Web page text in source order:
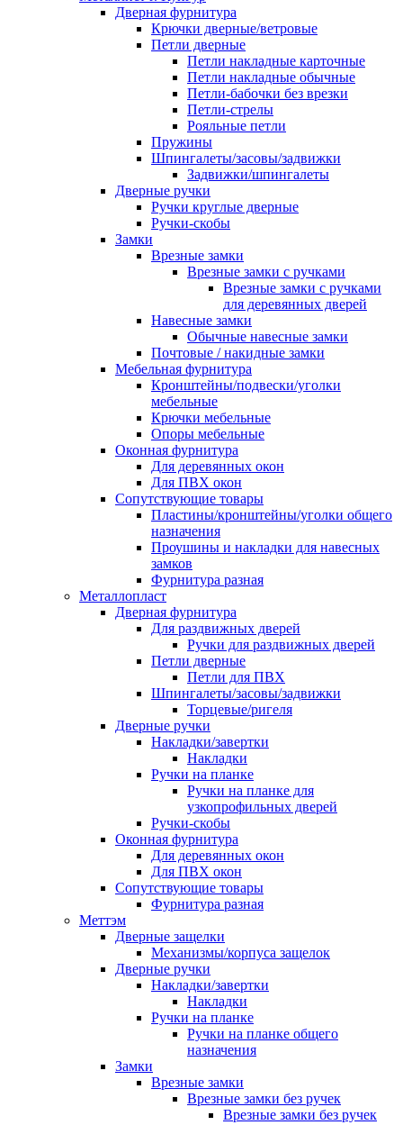
Дверная фурнитура
Крючки дверные/ветровые
Петли дверные
Петли накладные карточные
Петли накладные обычные
Петли-бабочки без врезки
Петли-стрелы
Рояльные петли
Пружины
Шпингалеты/засовы/задвижки
Задвижки/шпингалеты
Дверные ручки
Ручки круглые дверные
Ручки-скобы
Замки
Врезные замки
Врезные замки с ручками
Врезные замки с ручками
для деревянных дверей
Навесные замки
Обычные навесные замки
Почтовые / накидные замки
Мебельная фурнитура
Кронштейны/подвески/уголки
мебельные
Крючки мебельные
Опоры мебельные
Оконная фурнитура
Для деревянных окон
Для ПВХ окон
Сопутствующие товары
Пластины/кронштейны/уголки общего
назначения
Проушины и накладки для навесных
замков
Фурнитура разная
Металлопласт
Дверная фурнитура
Для раздвижных дверей
Ручки для раздвижных дверей
Петли дверные
Петли для ПВХ
Шпингалеты/засовы/задвижки
Торцевые/ригеля
Дверные ручки
Накладки/завертки
Накладки
Ручки на планке
Ручки на планке для
узкопрофильных дверей
Ручки-скобы
Оконная фурнитура
Для деревянных окон
Для ПВХ окон
Сопутствующие товары
Фурнитура разная
Меттэм
Дверные защелки
Механизмы/корпуса защелок
Дверные ручки
Накладки/завертки
Накладки
Ручки на планке
Ручки на планке общего
назначения
Замки
Врезные замки
Врезные замки без ручек
Врезные замки без ручек